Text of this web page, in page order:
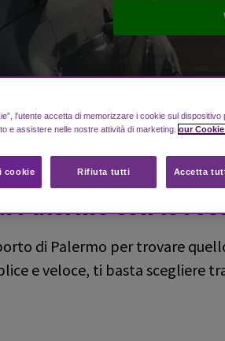
Palermo con le
di Palermo per trovare
e veloce, ti basta scegliere
l'utente accetta di memorizzare i cookie sul dispositivo
e assistere nelle nostre attività di marketing. our
cookie Rifiuta tutti Accetta